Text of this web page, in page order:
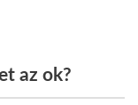
az ok?